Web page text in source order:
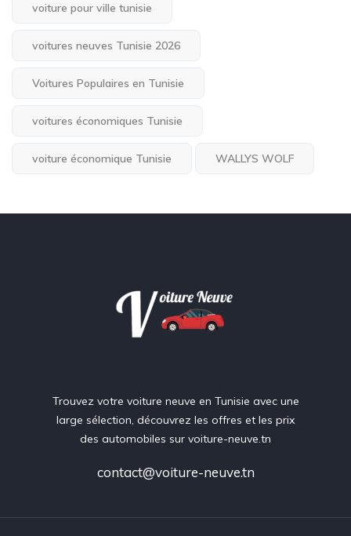
voiture pour ville tunisie
voitures neuves Tunisie 2026
Voitures Populaires en Tunisie
voitures économiques Tunisie
voiture économique Tunisie WALLYS WOLF
Trouvez votre voiture neuve en Tunisie avec une
large sélection, découvrez les offres et les prix
des automobiles sur voiture-neuve.tn
contact@voiture-neuve.tn